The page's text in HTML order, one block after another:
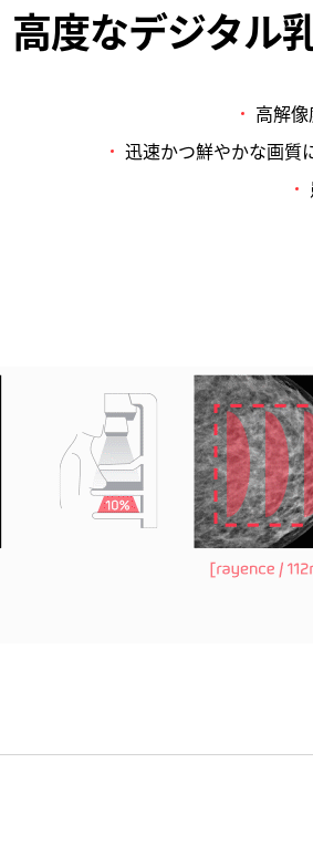
高度なデジタル
高解
迅速かつ鮮やかな画質